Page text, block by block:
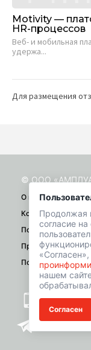
Motivity —
HR-процессов
Веб- и мобильная
удержа...
Для размещения
Продолжая
согласие
нашем
Согласен
© ООО
О проекте
Контакты
Помощь
Правила
Политика
+7 (901) 518-